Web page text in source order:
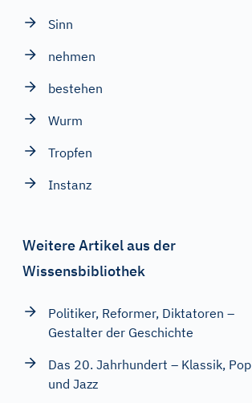
Sinn
nehmen
bestehen
Wurm
Tropfen
Instanz
Weitere Artikel aus der
Wissensbibliothek
Politiker, Reformer, Diktatoren –
Gestalter der Geschichte
Das 20. Jahrhundert – Klassik, Pop
und Jazz